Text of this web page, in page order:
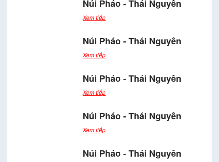
Núi Pháo - Thái Nguyên
Xem tiếp
Núi Pháo - Thái Nguyên
Xem tiếp
Núi Pháo - Thái Nguyên
Xem tiếp
Núi Pháo - Thái Nguyên
Xem tiếp
Núi Pháo - Thái Nguyên